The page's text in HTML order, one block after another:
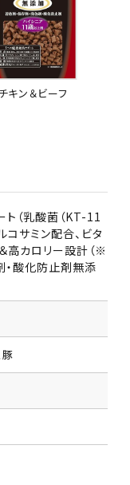
チキン＆ビーフ
（乳酸菌（KT-11
コサミン配合、ビタ
高カロリー設計（※
・酸化防止剤無添
豚